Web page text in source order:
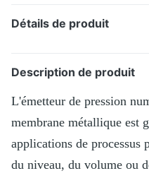
Détails de produit
Description de produit
L'émetteur de pression
membrane métallique est
applications de processus
du niveau, du volume ou